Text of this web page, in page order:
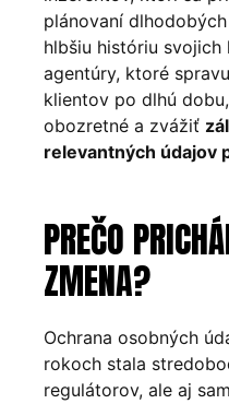
plánovaní
hlbšiu históriu svojich
agentúry, ktoré
klientov po dlhú
obozretné a zvážiť
relevantných údajov
PREČO
ZMENA?
Ochrana osobných
rokoch stala
regulátorov, ale aj